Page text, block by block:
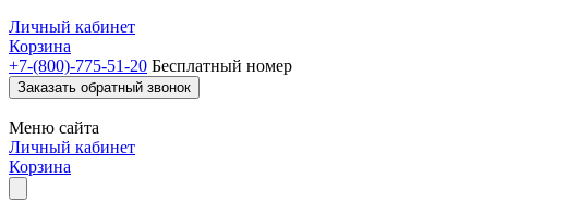
Личный кабинет
Корзина
+7-(800)-775-51-20 Бесплатный номер
Заказать обратный звонок
Меню сайта
Личный кабинет
Корзина